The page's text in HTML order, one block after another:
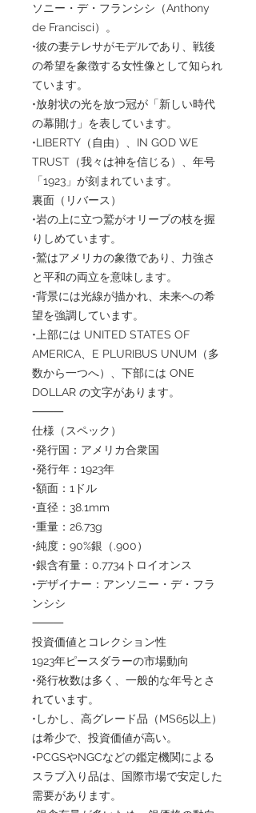
ソニー・デ・フランシシ（Anthony
de Francisci）。
•彼の妻テレサがモデルであり、戦後
の希望を象徴する女性像として知られ
ています。
•放射状の光を放つ冠が「新しい時代
の幕開け」を表しています。
•LIBERTY（自由）、IN GOD WE
TRUST（我々は神を信じる）、年号
「1923」が刻まれています。
裏面（リバース）
•岩の上に立つ鷲がオリーブの枝を握
りしめています。
•鷲はアメリカの象徴であり、力強さ
と平和の両立を意味します。
•背景には光線が描かれ、未来への希
望を強調しています。
•上部には UNITED STATES OF
AMERICA、E PLURIBUS UNUM（多
数から一つへ）、下部には ONE
DOLLAR の文字があります。
⸻
仕様（スペック）
•発行国：アメリカ合衆国
•発行年：1923年
•額面：1ドル
•直径：38.1mm
•重量：26.73g
•純度：90%銀（.900）
•銀含有量：0.7734トロイオンス
•デザイナー：アンソニー・デ・フラ
ンシシ
⸻
投資価値とコレクション性
1923年ピースダラーの市場動向
•発行枚数は多く、一般的な年号とさ
れています。
•しかし、高グレード品（MS65以上）
は希少で、投資価値が高い。
•PCGSやNGCなどの鑑定機関による
スラブ入り品は、国際市場で安定した
需要があります。